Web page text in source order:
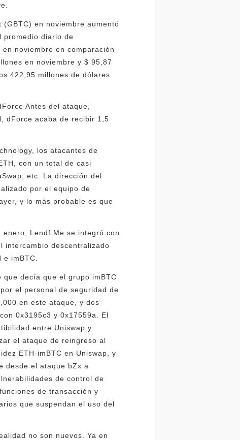
en noviembre aumentó
promedio diario de
noviembre en comparación
en noviembre y $ 95,87
422,95 millones de dólares
Antes del ataque,
dForce acaba de recibir 1,5
los atacantes de
con un total de casi
etc. La dirección del
por el equipo de
y lo más probable es que
Lendf.Me se integró con
intercambio descentralizado
imBTC.
decía que el grupo imBTC
el personal de seguridad de
en este ataque, y dos
0x3195c3 y 0x17559a. El
entre Uniswap y
el ataque de reingreso al
ETH-imBTC en Uniswap, y
desde el ataque bZx a
de control de
de transacción y
que suspendan el uso del
no son nuevos. Ya en